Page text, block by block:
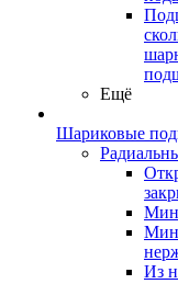
Ещё
Шариковые
Из